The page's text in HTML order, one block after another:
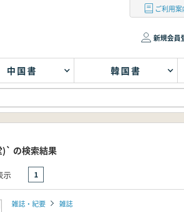
ご利用案
新規会員
中国書 韓国書
の検索結果
示 1
雑誌・紀要 雑誌